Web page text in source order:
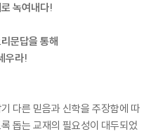
녹여내다!
문답을 통해
우라!
다른 믿음과 신학을 주장함에 따
돕는 교재의 필요성이 대두되었